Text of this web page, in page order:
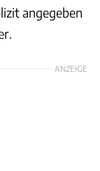
angegeben
ANZEIGE